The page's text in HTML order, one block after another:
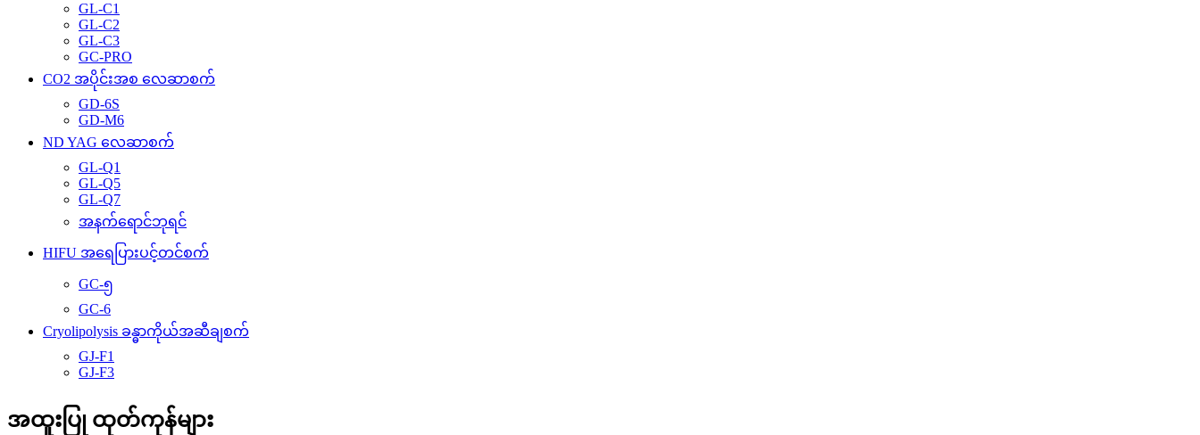
GL-C1
GL-C2
GL-C3
GC-PRO
CO2 အပိုင်းအစ လေဆာစက်
GD-6S
GD-M6
ND YAG လေဆာစက်
GL-Q1
GL-Q5
GL-Q7
အနက်ရောင်ဘုရင်
HIFU အရေပြားပင့်တင်စက်
GC-၅
GC-6
Cryolipolysis ခန္ဓာကိုယ်အဆီချစက်
GJ-F1
GJ-F3
အထူးပြု ထုတ်ကုန်များ